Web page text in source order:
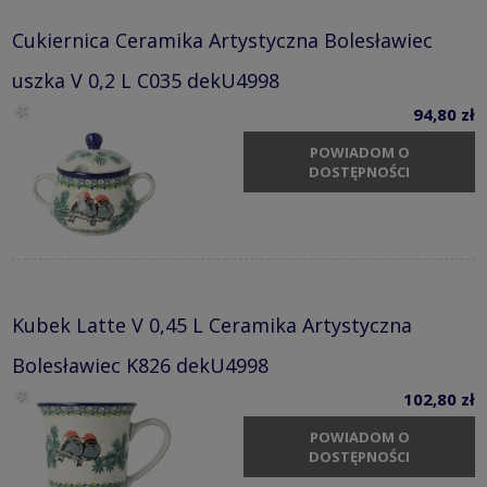
Cukiernica Ceramika Artystyczna Bolesławiec
uszka V 0,2 L C035 dekU4998
94,80 zł
POWIADOM O
DOSTĘPNOŚCI
Kubek Latte V 0,45 L Ceramika Artystyczna
Bolesławiec K826 dekU4998
102,80 zł
POWIADOM O
DOSTĘPNOŚCI